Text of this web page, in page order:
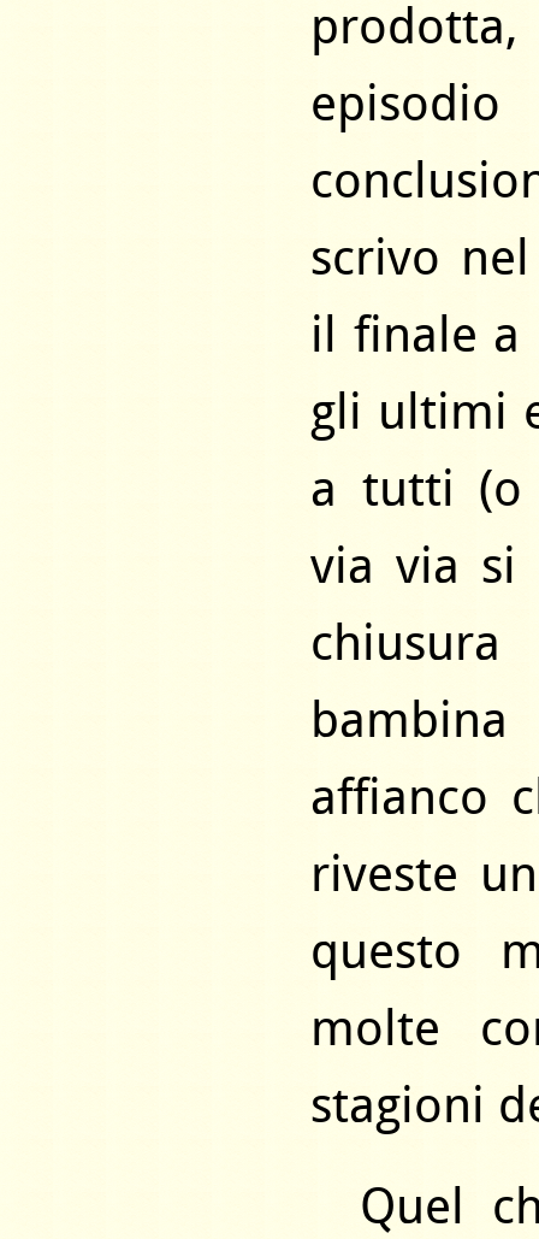
scrivo
il finale a
gli ultimi
a tutti (o
via via si
affianco
riveste
questo
molte
stagioni
Quel